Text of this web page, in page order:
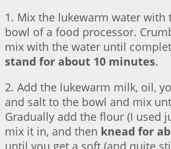
1. Mix the lukewarm water with
bowl of a food processor.
mix with the water until
stand for about 10 minutes.
2. Add the lukewarm milk, oil,
and salt to the bowl and mix
Gradually add the flour (I used
mix it in, and then knead for